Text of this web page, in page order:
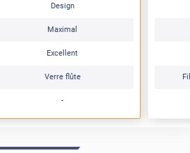
Design
Maximal
Excellent
Verre flûte
-